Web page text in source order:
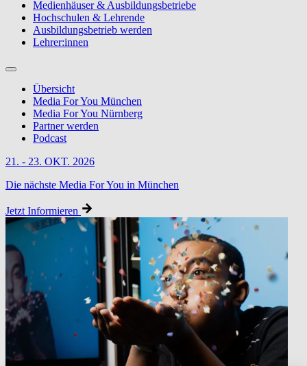
Medienhäuser & Ausbildungsbetriebe
Hochschulen & Lehrende
Ausbildungsbetrieb werden
Lehrer:innen
Übersicht
Media For You München
Media For You Nürnberg
Partner werden
Podcast
21. - 23. OKT. 2026
Die nächste Media For You in München
Jetzt Informieren